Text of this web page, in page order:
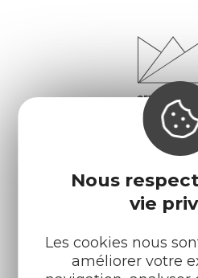
Nous
vie
Les cookies nous
améliorer votre
Infos pratiques
Nos brochures